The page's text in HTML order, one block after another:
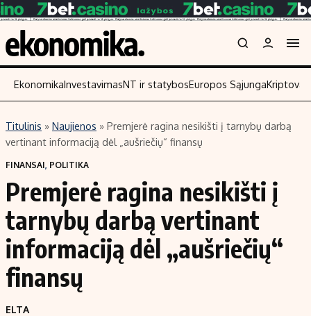
Turinys
Naujienos
Aplinka
Energetika
Ekonomika
Politika
Skaitykite
Įmonės
Žemės ūkis
Technologijos
Laisvalaikis
EkonomikaInvestavimasNT ir statybosEuropos Sąjunga
Titulinis » Naujienos » Premjerė ragina nesikišti į tarnybų darbą
vertinant informaciją dėl „aušriečių“ finansų
FINANSAI, POLITIKA
Premjerė ragina nesikišti į
tarnybų darbą vertinant
informaciją dėl „aušriečių“
finansų
ELTA